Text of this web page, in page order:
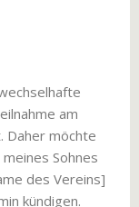
am
Daher möchte
Sohnes
des Vereins]
kündigen.